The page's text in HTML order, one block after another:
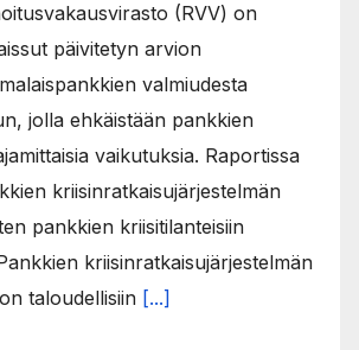
(RVV) on
päivitetyn arvion
valmiudesta
jolla ehkäistään pankkien
vaikutuksia. Raportissa
kriisinratkaisujärjestelmän
pankkien kriisitilanteisiin
kriisinratkaisujärjestelmän
taloudellisiin [...]